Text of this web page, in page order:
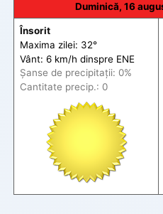
Duminică, 16
Însorit
Maxima zilei: 32°
Vânt: 6 km/h dinspre ENE
Șanse de precipitații: 0%
Cantitate precip.: 0